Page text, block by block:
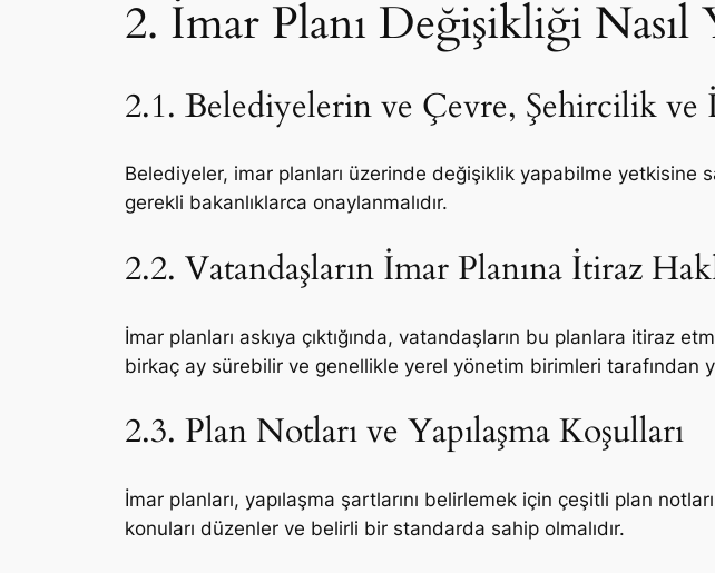
2. İmar Planı Değişikliği Nasıl
2.1. Belediyelerin ve Çevre, Şehircilik
Belediyeler, imar planları üzerinde değişiklik yapabilme yetkisine
gerekli bakanlıklarca onaylanmalıdır.
2.2. Vatandaşların İmar Planına İtiraz
İmar planları askıya çıktığında, vatandaşların bu planlara itiraz
birkaç ay sürebilir ve genellikle yerel yönetim birimleri tarafından
2.3. Plan Notları ve Yapılaşma Koşulları
İmar planları, yapılaşma şartlarını belirlemek için çeşitli plan
konuları düzenler ve belirli bir standarda sahip olmalıdır.